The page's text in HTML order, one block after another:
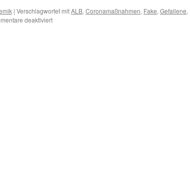
| Verschlagwortet mitALB, Coronamaßnahmen, Fake, Gefallene,
deaktiviertfür